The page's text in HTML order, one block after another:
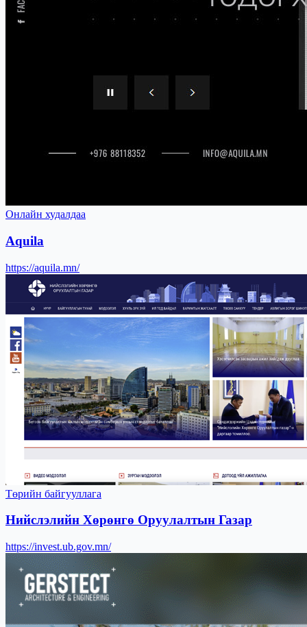
Онлайн худалдаа
Aquila
https://aquila.mn/
Төрийн байгууллага
Нийслэлийн Хөрөнгө Оруулалтын Газар
https://invest.ub.gov.mn/